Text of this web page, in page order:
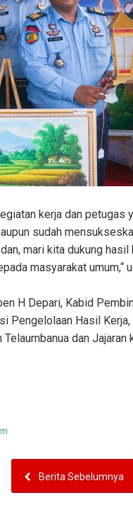
kerja dan petugas
sudah
mari kita dukung
masyarakat umum,“
H Depari, Kabid
Pengelolaan Hasil
dan Jajaran
Berita Sebelumnya